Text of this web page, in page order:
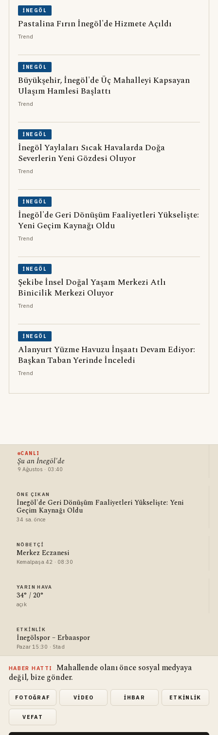
İNEGÖL
Pastalina Fırın İnegöl'de Hizmete Açıldı
Trend
İNEGÖL
Büyükşehir, İnegöl'de Üç Mahalleyi Kapsayan
Ulaşım Hamlesi Başlattı
Trend
İNEGÖL
İnegöl Yaylaları Sıcak Havalarda Doğa
Severlerin Yeni Gözdesi Oluyor
Trend
İNEGÖL
İnegöl'de Geri Dönüşüm Faaliyetleri Yükselişte:
Yeni Geçim Kaynağı Oldu
Trend
İNEGÖL
Şekibe İnsel Doğal Yaşam Merkezi Atlı
Binicilik Merkezi Oluyor
Trend
İNEGÖL
Alanyurt Yüzme Havuzu İnşaatı Devam Ediyor:
Başkan Taban Yerinde İnceledi
Trend
CANLI
Şu an İnegöl'de
9 Ağustos · 03:40
ÖNE ÇIKAN
İnegöl'de Geri Dönüşüm Faaliyetleri Yükselişte: Yeni
Geçim Kaynağı Oldu
34 sa. önce
NÖBETÇI
Merkez Eczanesi
Kemalpaşa 42 · 08:30
YARIN HAVA
34° / 20°
açık
ETKINLIK
İnegölspor – Erbaaspor
Pazar 15:30 · Stad
HABER HATTI
Mahallende olanı önce sosyal medyaya
değil, bize gönder.
FOTOĞRAF VIDEO İHBAR ETKINLIK
VEFAT